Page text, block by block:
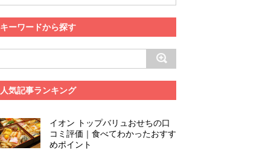
キーワードから探す
人気記事ランキング
イオン トップバリュおせちの口
コミ評価｜食べてわかったおすす
めポイント